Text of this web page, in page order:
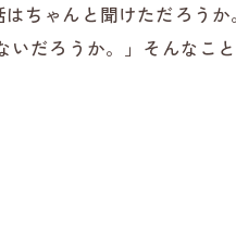
ちゃんと聞けただろう
だろうか。」そんなこ